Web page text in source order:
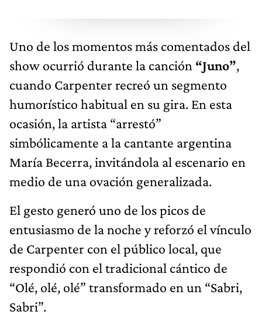
Uno de los momentos más comentados del
show ocurrió durante la canción “Juno”,
cuando Carpenter recreó un segmento
humorístico habitual en su gira. En esta
ocasión, la artista “arrestó”
simbólicamente a la cantante argentina
María Becerra, invitándola al escenario en
medio de una ovación generalizada.
El gesto generó uno de los picos de
entusiasmo de la noche y reforzó el vínculo
de Carpenter con el público local, que
respondió con el tradicional cántico de
“Olé, olé, olé” transformado en un “Sabri,
Sabri”.